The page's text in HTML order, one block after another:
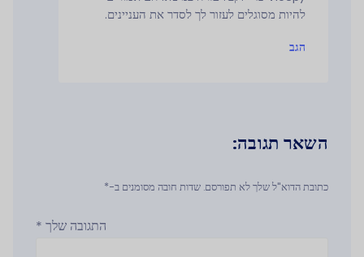
להיות מסוגלים לעזור לך לסדר את העניינים.
הגב
השאר תגובה:
כתובת הדוא"ל שלך לא תפורסם. שדות חובה מסומנים ב-*
התגובה שלך *